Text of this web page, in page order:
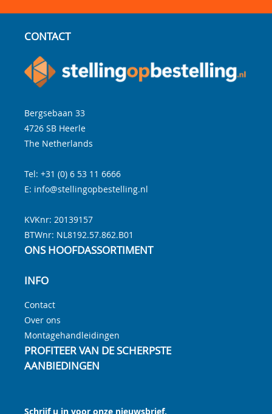
CONTACT
Bergsebaan 33
4726 SB Heerle
The Netherlands
Tel: +31 (0) 6 53 11 6666
E: info@stellingopbestelling.nl
KVKnr: 20139157
BTWnr: NL8192.57.862.B01
ONS HOOFDASSORTIMENT
INFO
Contact
Over ons
Montagehandleidingen
PROFITEER VAN DE SCHERPSTE
AANBIEDINGEN
Schrijf u in voor onze nieuwsbrief.